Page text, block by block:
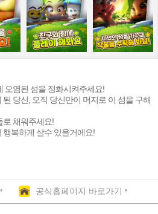
오염된 섬을 정화시켜주세요!
당신, 오직 당신만이 머지로 이 섬을 구해
로 채워주세요!
복하게 살수 있을거에요!
보세요.
”
공식홈페이지 바로가기